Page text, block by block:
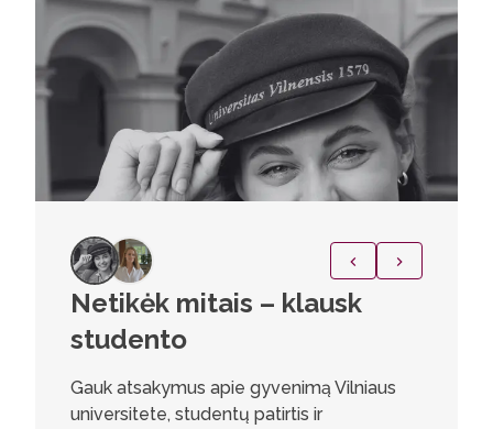
farmacinės veiklos simuliacija, užtvirtinusi
studijų metu įgytas žinias. Trečia –
galimybės augti ne tik kaip būsimam
farmacijos specialistui, bet ir kaip
įvairiapusiškai asmenybei, dalyvaujant
universitetinėse veiklose.
Netikėk mitais – klausk
studento
Gauk atsakymus apie gyvenimą Vilniaus
universitete, studentų patirtis ir